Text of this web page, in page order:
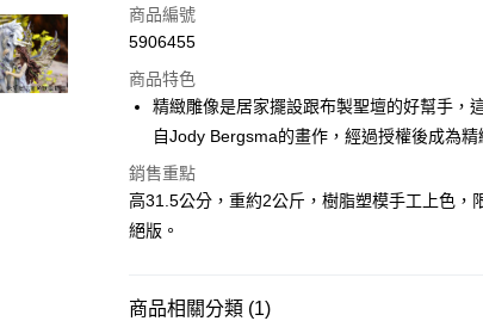
信用卡一次付款
LINE Pay
Apple Pay
街口支付
悠遊付
商品編號
5906455
商品特色
精緻雕像是居家擺設跟布製聖壇的好幫手，
自Jody Bergsma的畫作，經過授權後成為精
銷售重點
高31.5公分，重約2公斤，樹脂塑模手工上色，
絕版。
商品相關分類 (1)